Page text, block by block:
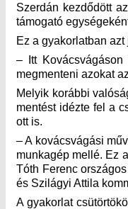
Szerdán kezdődött
támogató
Ez a gyakorlatban
– Itt
megmenteni azokat
Melyik korábbi
mentést idézte fel a
ott is.
– A kovácsvágási
munkagép mellé. Ez
Tóth Ferenc
és Szilágyi Attila
A gyakorlat